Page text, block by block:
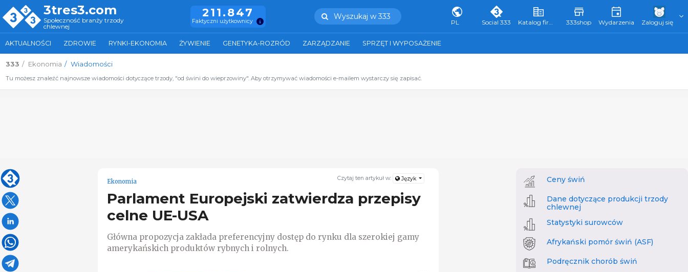
3tres3.com
Społeczność branży trzody
chlewnej
211.847
Faktyczni użytkownicy
Wyszukaj w 333
PL Social 333 Katalog firm 333 333shop Wydarzenia Zaloguj się
AKTUALNOŚCI ZDROWIE RYNKI-EKONOMIA ŻYWIENIE GENETYKA-ROZRÓD ZARZĄDZANIE SPRZĘT I WYPOSAŻENIE
333 Ekonomia Wiadomości
Tu możesz znaleźć najnowsze wiadomości dotyczące trzody, "od świni do wieprzowiny". Aby otrzymywać wiadomości e-mailem wystarczy się zapisać.
Czytaj ten artykuł w: Język
Ekonomia
Parlament Europejski zatwierdza przepisy
celne UE-USA
Główna propozycja zakłada preferencyjny dostęp do rynku dla szerokiej gamy
amerykańskich produktów rybnych i rolnych.
Ceny świń
Dane dotyczące produkcji trzody
chlewnej
Statystyki surowców
Afrykański pomór świń (ASF)
Podręcznik chorób świń